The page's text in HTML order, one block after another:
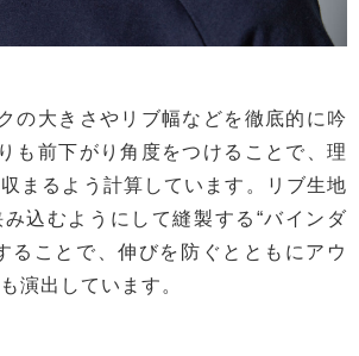
の大きさやリブ幅などを徹底的に吟
も前下がり角度をつけることで、理
まるよう計算しています。リブ生地
込むようにして縫製する“バインダ
ることで、伸びを防ぐとともにアウ
演出しています。